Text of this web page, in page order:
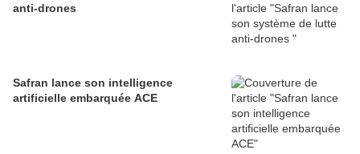
anti-drones
Safran lance son intelligence
artificielle embarquée ACE